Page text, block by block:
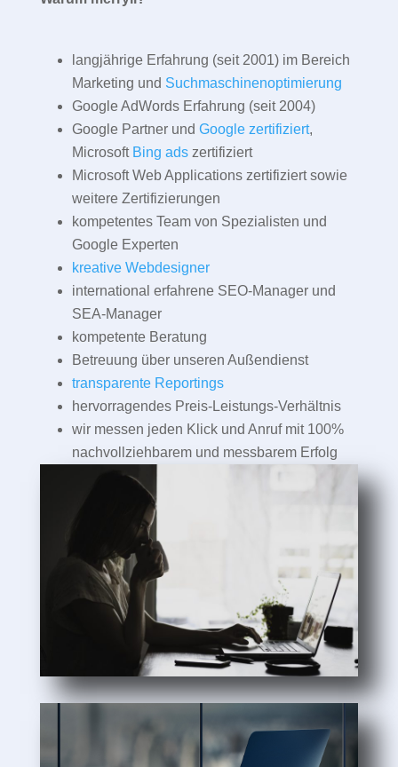
langjährige Erfahrung (seit 2001) im Bereich
Marketing und Suchmaschinenoptimierung
Google AdWords Erfahrung (seit 2004)
Google Partner und Google zertifiziert,
Microsoft Bing adszertifiziert
Microsoft Web Applications zertifiziert sowie
weitere Zertifizierungen
kompetentes Team von Spezialisten und
Google Experten
kreative Webdesigner
international erfahrene SEO-Manager und
SEA-Manager
kompetente Beratung
Betreuung über unseren Außendienst
transparente Reportings
hervorragendes Preis-Leistungs-Verhältnis
wir messen jeden Klick und Anruf mit 100%
nachvollziehbarem und messbarem Erfolg